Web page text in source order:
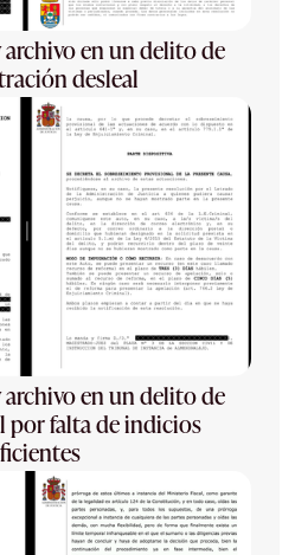
en un delito de
desleal
en un delito de
por falta de indicios